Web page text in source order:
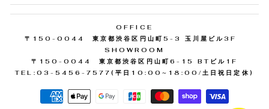
OFFICE
〒150-0044 東京都渋谷区円山町5-3 玉川屋ビル3F
SHOWROOM
〒150-0044 東京都渋谷区円山町6-15 BTビル1F
TEL:03-5456-7577(平日10:00~18:00/土日祝日定休)